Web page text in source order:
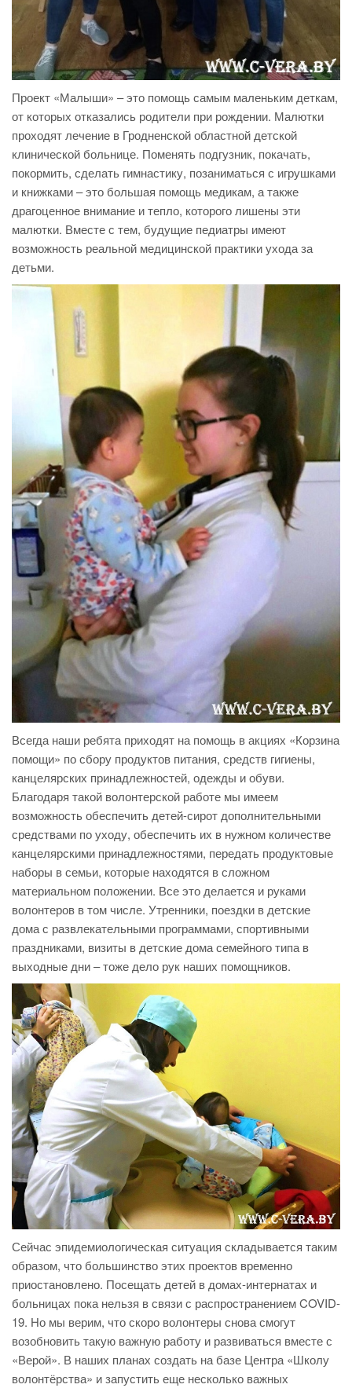
Проект «Малыши» – это помощь самым маленьким деткам,
от которых отказались родители при рождении. Малютки
проходят лечение в Гродненской областной детской
клинической больнице. Поменять подгузник, покачать,
покормить, сделать гимнастику, позаниматься с игрушками
и книжками – это большая помощь медикам, а также
драгоценное внимание и тепло, которого лишены эти
малютки. Вместе с тем, будущие педиатры имеют
возможность реальной медицинской практики ухода за
детьми.
Всегда наши ребята приходят на помощь в акциях «Корзина
помощи» по сбору продуктов питания, средств гигиены,
канцелярских принадлежностей, одежды и обуви.
Благодаря такой волонтерской работе мы имеем
возможность обеспечить детей-сирот дополнительными
средствами по уходу, обеспечить их в нужном количестве
канцелярскими принадлежностями, передать продуктовые
наборы в семьи, которые находятся в сложном
материальном положении. Все это делается и руками
волонтеров в том числе. Утренники, поездки в детские
дома с развлекательными программами, спортивными
праздниками, визиты в детские дома семейного типа в
выходные дни – тоже дело рук наших помощников.
Сейчас эпидемиологическая ситуация складывается таким
образом, что большинство этих проектов временно
приостановлено. Посещать детей в домах-интернатах и
больницах пока нельзя в связи с распространением COVID-
19. Но мы верим, что скоро волонтеры снова смогут
возобновить такую важную работу и развиваться вместе с
«Верой». В наших планах создать на базе Центра «Школу
волонтёрства» и запустить еще несколько важных